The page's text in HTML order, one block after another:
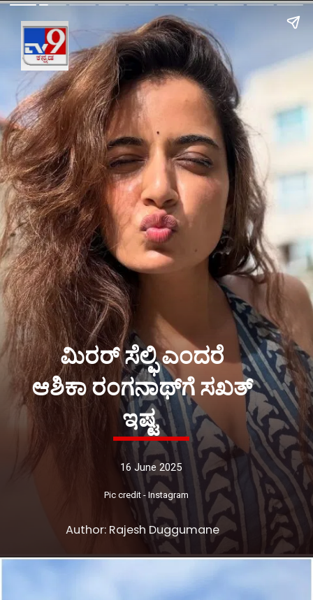
Pic credit - Instagram
Author: Rajesh Duggumane
16 June 2025
ಮಿರರ್ ಸೆಲ್ಫಿ ಎಂದರೆ
ಆಶಿಕಾ ರಂಗನಾಥ್​ಗೆ ಸಖತ್
ಇಷ್ಟ